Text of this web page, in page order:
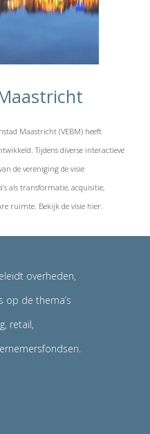
Maastricht (VEBM) heeft
Tijdens diverse interactieve
de vereniging de visie
als transformatie, acquisitie,
ruimte. Bekijk de visie hier.
overheden,
op de thema’s
retail,